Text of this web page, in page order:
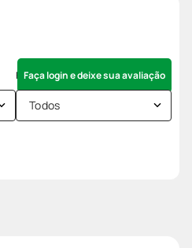
Faça login e deixe sua avaliação
Todos